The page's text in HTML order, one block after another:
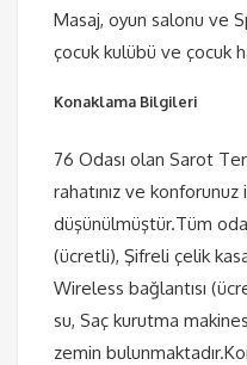
Masaj, oyun salonu ve
çocuk kulübü ve çocuk
Konaklama Bilgileri
76 Odası olan Sarot
rahatınız ve
düşünülmüştür.Tüm
(ücretli), Şifreli çelik
Wireless bağlantısı
su, Saç kurutma
zemin